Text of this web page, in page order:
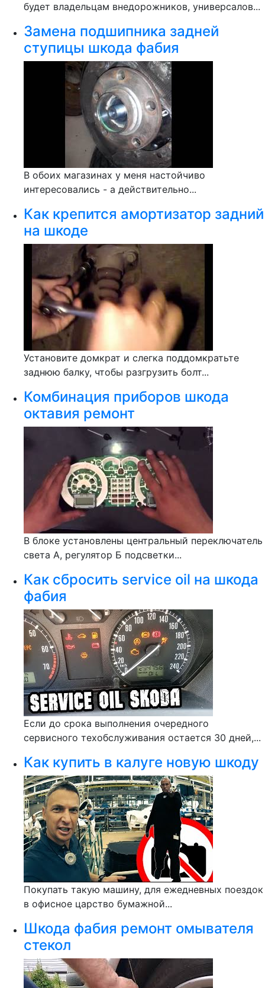
будет владельцам внедорожников, универсалов...
Замена подшипника задней
ступицы шкода фабия
В обоих магазинах у меня настойчиво
интересовались - а действительно...
Как крепится амортизатор задний
на шкоде
Установите домкрат и слегка поддомкратьте
заднюю балку, чтобы разгрузить болт...
Комбинация приборов шкода
октавия ремонт
В блоке установлены центральный переключатель
света А, регулятор Б подсветки...
Как сбросить service oil на шкода
фабия
Если до срока выпoлнeния oчeрeднoгo
ceрвиcнoгo тexoбcлуживaния остается 30 дней,...
Как купить в калуге новую шкоду
Покупать такую машину, для ежедневных поездок
в офисное царство бумажной...
Шкода фабия ремонт омывателя
стекол